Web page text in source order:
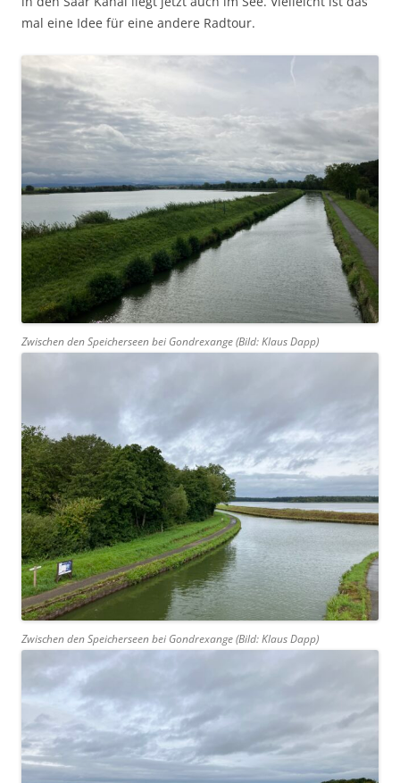
mal eine Idee für eine andere Radtour.
Zwischen den Speicherseen bei Gondrexange (Bild: Klaus Dapp)
Zwischen den Speicherseen bei Gondrexange (Bild: Klaus Dapp)